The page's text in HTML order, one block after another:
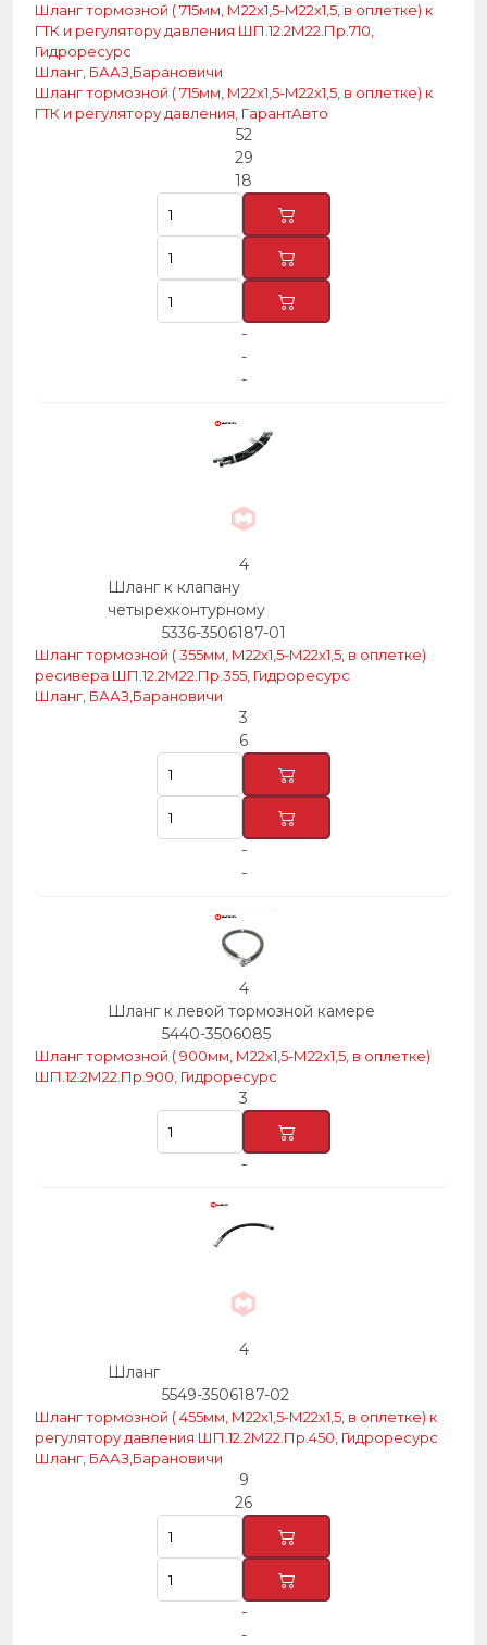
Шланг тормозной ( 715мм, М22х1,5-М22х1,5, в оплетке) к
ГТК и регулятору давления ШП.12.2М22.Пр.710,
Гидроресурс
Шланг, БААЗ,Барановичи
Шланг тормозной ( 715мм, М22х1,5-М22х1,5, в оплетке) к
ГТК и регулятору давления, ГарантАвто
52
29
18
-
-
-
4
Шланг к клапану
четырехконтурному
5336-3506187-01
Шланг тормозной ( 355мм, М22х1,5-М22х1,5, в оплетке)
ресивера ШП.12.2М22.Пр.355, Гидроресурс
Шланг, БААЗ,Барановичи
3
6
-
-
4
Шланг к левой тормозной камере
5440-3506085
Шланг тормозной ( 900мм, М22х1,5-М22х1,5, в оплетке)
ШП.12.2М22.Пр.900, Гидроресурс
3
-
4
Шланг
5549-3506187-02
Шланг тормозной ( 455мм, М22х1,5-М22х1,5, в оплетке) к
регулятору давления ШП.12.2М22.Пр.450, Гидроресурс
Шланг, БААЗ,Барановичи
9
26
-
-